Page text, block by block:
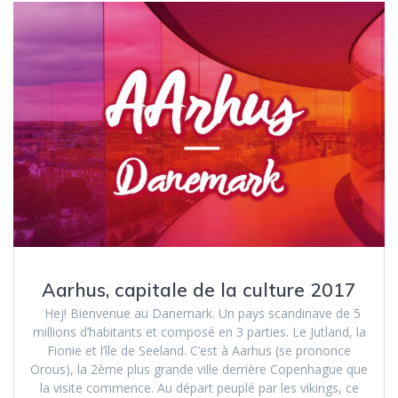
Aarhus, capitale de la culture 2017
Hej! Bienvenue au Danemark. Un pays scandinave de 5
millions d’habitants et composé en 3 parties. Le Jutland, la
Fionie et l’île de Seeland. C’est à Aarhus (se prononce
Orous), la 2ème plus grande ville derrière Copenhague que
la visite commence. Au départ peuplé par les vikings, ce